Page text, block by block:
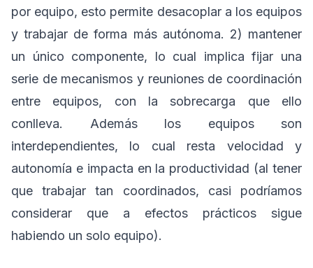
por equipo, esto permite desacoplar a los equipos
y trabajar de forma más autónoma. 2) mantener
un único componente, lo cual implica fijar una
serie de mecanismos y reuniones de coordinación
entre equipos, con la sobrecarga que ello
conlleva. Además los equipos son
interdependientes, lo cual resta velocidad y
autonomía e impacta en la productividad (al tener
que trabajar tan coordinados, casi podríamos
considerar que a efectos prácticos sigue
habiendo un solo equipo).